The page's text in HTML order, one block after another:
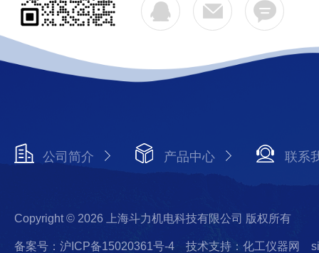
公司简介 产品中心 联系
Copyright © 2026 上海斗力机电科技有限公司 版权所有
备案号：沪ICP备15020361号-4 技术支持：化工仪器网